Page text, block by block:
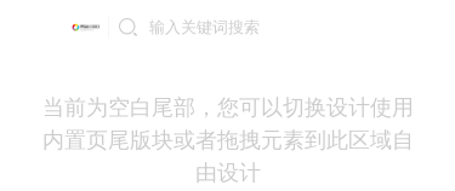
当前为空白尾部，您可以切换设计使用
内置页尾版块或者拖拽元素到此区域自
由设计